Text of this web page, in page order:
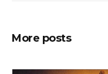
More posts